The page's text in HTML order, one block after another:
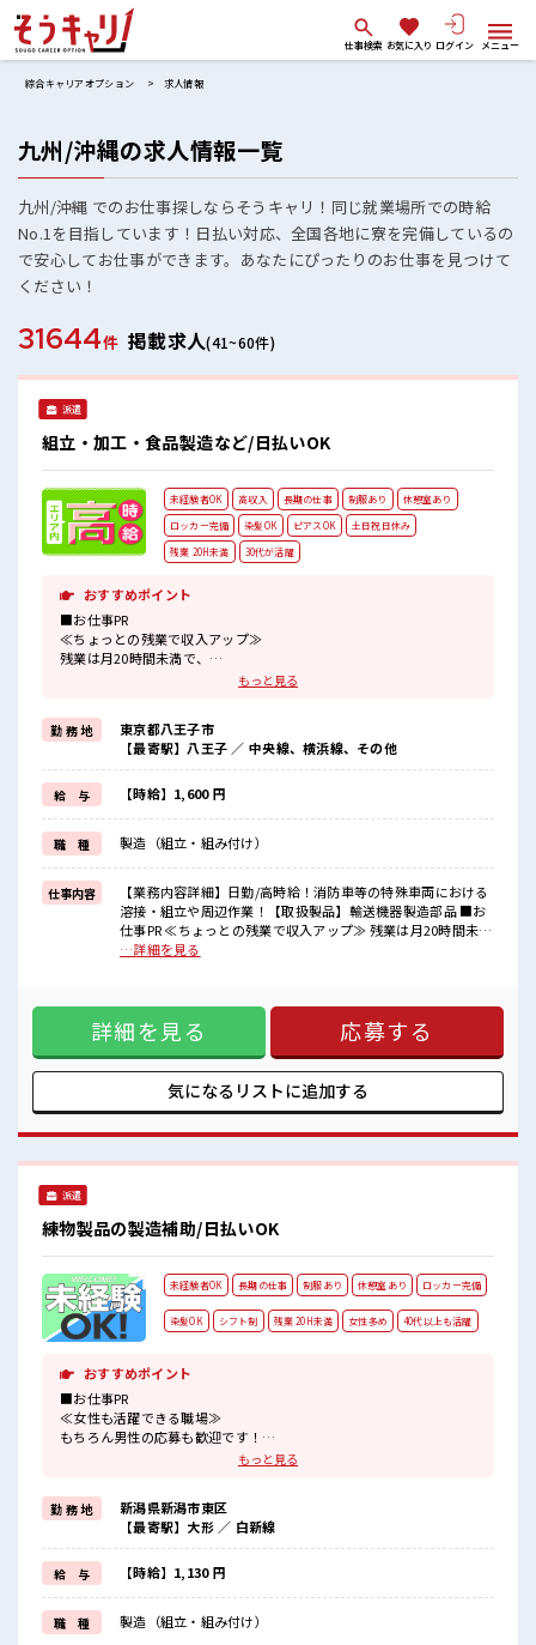
仕事検索 お気に入り ログイン メニュー
綜合キャリアオプション 求人情報
九州/沖縄の求人情報一覧
九州/沖縄 でのお仕事探しならそうキャリ！同じ就業場所での時給
No.1を目指しています！日払い対応、全国各地に寮を完備しているの
で安心してお仕事ができます。あなたにぴったりのお仕事を見つけて
ください！
31644件 掲載求人(41~60件)
派遣
組立・加工・食品製造など/日払いOK
未経験者OK 高収入 長期の仕事 制服あり
休憩室あり
ロッカー完備
染髪OK ピアスOK
土日祝日休み
残業 20H未満
30代が活躍
おすすめポイント
■お仕事PR
≪ちょっとの残業で収入アップ≫
残業は月20時間未満で、
家族や友人と一緒にプライベート満喫！
≪ヘアカラーOKで自由な雰囲気の職場≫
明るすぎたり奇抜でなければ基本的に自由！
(規定有)≪機能的な制服アリ≫
制服があるので、
毎日の服装の悩み解消♪
≪未経験でも活躍できる≫
新しいことにチャレンジするのは不安だけど、
しっかり働く環境が整っています！
イチからスキルUP・ステップUP目指していきましょう！
■職場の雰囲気
髪型・髪色自由♪
一息つける休憩スペースもあります！
職場にはロッカー完備！
私物の置きすぎには注意が必要ですね★
もっと見る
勤 務 地
東京都八王子市
【最寄駅】八王子 ／ 中央線、横浜線、その他
給 与 【時給】1,600 円
職 種 製造（組立・組み付け）
仕事内容
【業務内容詳細】日勤/高時給！消防車等の特殊車両における
溶接・組立や周辺作業！【取扱製品】輸送機器製造部品 ■お
仕事PR ≪ちょっとの残業で収入アップ≫ 残業は月20時間未満
で、 ほどよく稼げます♪ ≪土日祝休のお仕事≫ 家族や友人と
有)≪機能的な制服アリ≫ 制服があるので、 毎日の服装の悩
み解消♪ ≪未経験でも活躍できる≫ 新しいことにチャレンジ
するのは不安だけど、 しっかり働く環境が整っています！ イ
チからスキルUP・ステップUP目指していきましょう！ ■職
場の雰囲気 髪型・髪色自由♪ 派手過ぎなければOKだから、
モチベーションもUP！ 一息つける休憩スペースもあります！
ね★
…詳細を見る
詳細を見る 応募する
気になるリストに追加する
派遣
練物製品の製造補助/日払いOK
未経験者OK 長期の仕事 制服あり 休憩室あり ロッカー完備
染髪OK シフト制 残業 20H未満 女性多め 40代以上も活躍
おすすめポイント
■お仕事PR
≪女性も活躍できる職場≫
もちろん男性の応募も歓迎です！
≪無理なくお給料に残業代を上乗せ≫
ほどよく稼げます♪
≪ヘアカラーOKで自由な雰囲気の職場≫
明るすぎたり奇抜でなければ基本的に自由！
(規定有)≪動きやすい制服アリ≫
制服があるので、
毎日の服装の悩み解消♪
≪初めての仕事だけど自分にもできそう≫
新しいことにチャレンジするのは不安だけど、
もっと見る
勤 務 地
新潟県新潟市東区
【最寄駅】大形 ／ 白新線
給 与 【時給】1,130 円
職 種 製造（組立・組み付け）